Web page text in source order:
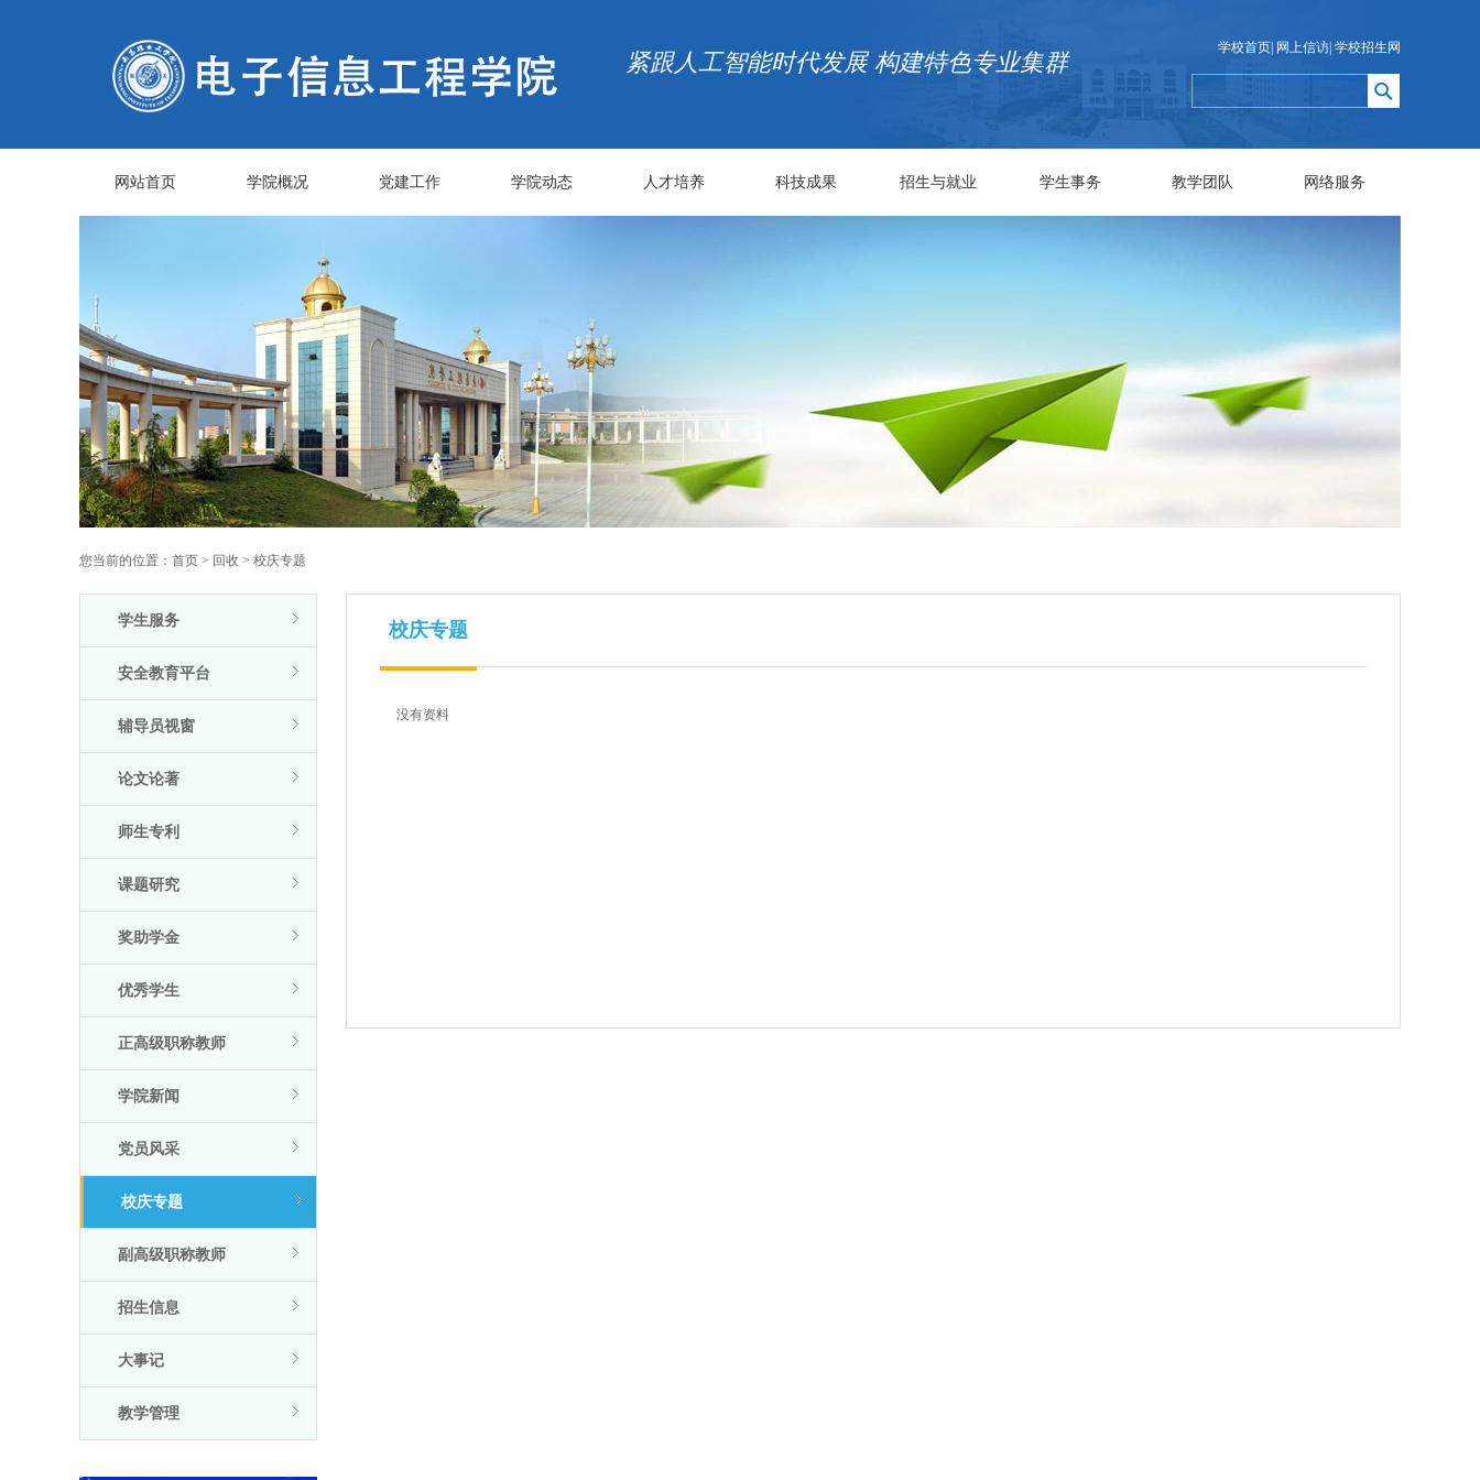
学校首页 网上信访 学校招生网
紧跟人工智能时代发展 构建特色专业集群
网站首页 学院概况 党建工作 学院动态 人才培养 科技成果 招生与就业 学生事务 教学团队 网络服务
您当前的位置： 首页 > 回收 > 校庆专题
学生服务
安全教育平台
辅导员视窗
论文论著
师生专利
课题研究
奖助学金
优秀学生
正高级职称教师
学院新闻
党员风采
校庆专题
副高级职称教师
招生信息
大事记
教学管理
校庆专题
没有资料